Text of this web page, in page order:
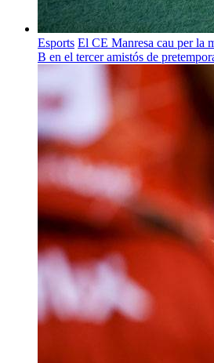
Esports El CE Manresa cau per la
B en el tercer amistós de